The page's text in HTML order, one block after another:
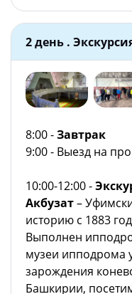
2 день .
8:00 -Завтрак
9:00 - Выезд на
10:00-12:00 -
Акбузат–
историю с 1883
Выполнен
музеи ипподрома
зарождения
Башкирии,